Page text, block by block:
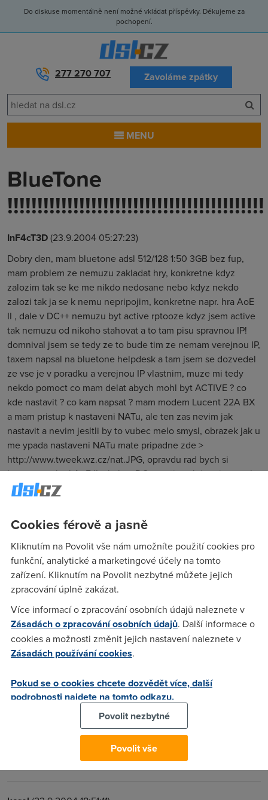
Do diskuse momentálně není možné vkládat příspěvky. Děkujeme za
pochopení.
277 270 707 Zavoláme zpátky
MENU
BlueTone
!!!!!!!!!!!!!!!!!!!!!!!!!!!!!!!!!!!!!!!!!!!
InF4cT3D(23.9.2004 05:27:23)
Dobry den, mam bluetone adsl 512/128 1:50 3GB bez fup,
mam problem ze nemuzu zakladat hry, konkretne kdyz
zalozim tak se ke me nikdo nedosane nebo kdyz nekdo
zalozi tak ja se k nemu nepripojim, konkretne napr. hra AoE
II , dale v DC++ nemuzu byt active rptooze kdyz jsem active
tak nemuzu od nikoho stahovat a to tam pisu spravnou IP!
domnival jsem se tedy ze to bude tim ze nemam verejnou IP,
taxem napsal na bluetone helpdesk a tam jsem se dozvedel
ze vse je v poradku a verejnou IP vlastnim, muze mi tedy
nekdo pomoct co mam delat abych mohl byt ACTIVE ? co
kde nastavit ? co kam napsat ? mam modem Lucent 22A BX
a mam pristup k nastaveni NATu, ale ten zas nevim jak
nastavit a nevim jesltli by to vubec melo smysl, obrazek jak u
me ypada nastaveni NATu mate pripadne zde >
http://www.tweek.wz.cz/nat.JPG, opravdu rad bych si
konecne zahral AoE II a byl na DC++ active , kdyz sjem mel
predtim tiscali adsl tak vse fungovalo v poradku :(( prosim
Anonym(23.9.2004 13:53:15)
Prepni si modem na rezim zipb
InF4cT3D(23.9.2004 14:40:51)
jak to udelam plz ????
plz help me :((
(23.9.2004 15:59:27)
je tu aspon nekdo kdo ma BlueTone? a muze mi rict jestli mu
de zakladat a bejt active na DC++ ? plzz
Cookies férově a jasně
Kliknutím na Povolit vše nám umožníte použití cookies pro
funkční, analytické a marketingové účely na tomto
zařízení. Kliknutím na Povolit nezbytné můžete jejich
zpracování úplně zakázat.
Více informací o zpracování osobních údajů naleznete v
Zásadách o zpracování osobních údajů. Další informace o
cookies a možnosti změnit jejich nastavení naleznete v
Zásadách používání cookies.
Pokud se o cookies chcete dozvědět více, další
podrobnosti najdete na tomto odkazu.
Povolit nezbytné
Povolit vše